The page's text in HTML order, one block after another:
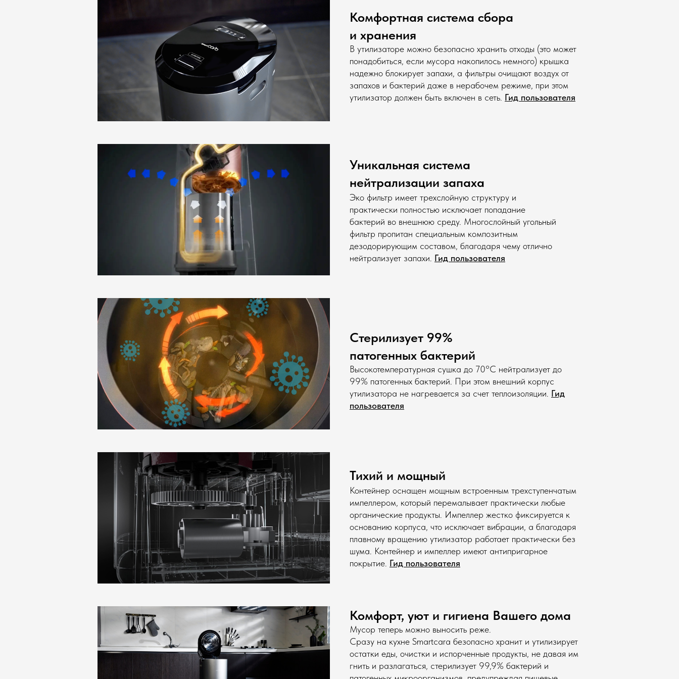
Плодовые косточки
Картон и плотная бумага
Прочие неорганические предметы
В утилизаторе можно безопасно хранить отходы (это может
понадобиться, если мусора накопилось немного) крышка
надежно блокирует запахи, а фильтры очищают воздух от
запахов и бактерий даже в нерабочем режиме, при этом
утилизатор должен быть включен в сеть. Гид пользователя
Комфортная система сбора
и хранения
Эко фильтр имеет трехслойную структуру и
практически полностью исключает попадание
бактерий во внешнюю среду. Многослойный угольный
фильтр пропитан специальным композитным
дезодорирующим составом, благодаря чему отлично
нейтрализует запахи. Гид пользователя
Уникальная система
нейтрализации запаха
Уникальная система нейтрализации
запаха
Высокотемпературная сушка до 70°С нейтрализует до
99% патогенных бактерий. При этом внешний корпус
утилизатора не нагревается за счет теплоизоляции. Гид
пользователя
Стерилизует 99%
патогенных бактерий
Стерилизация 99% патогенных
бактерий
Контейнер оснащен мощным встроенным трехступенчатым
импеллером, который перемалывает практически любые
органические продукты. Импеллер жестко фиксируется к
основанию корпуса, что исключает вибрации, а благодаря
плавному вращению утилизатор работает практически без
шума. Контейнер и импеллер имеют антипригарное
покрытие. Гид пользователя
Тихий и мощный
Мусор теперь можно выносить реже.
Сразу на кухне Smartcara безопасно хранит и утилизирует
остатки еды, очистки и испорченные продукты, не давая им
гнить и разлагаться, стерилизует 99,9% бактерий и
Комфорт, уют и гигиена Вашего дома